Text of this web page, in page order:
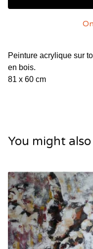
Peinture acrylique sur
en bois.
81 x 60 cm
You might